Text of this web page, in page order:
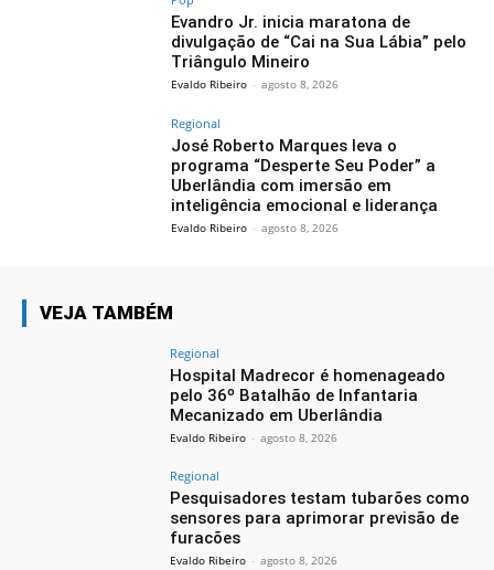
Evandro Jr. inicia maratona de
divulgação de “Cai na Sua Lábia” pelo
Triângulo Mineiro
Evaldo Ribeiro - agosto 8, 2026
Regional
José Roberto Marques leva o
programa “Desperte Seu Poder” a
Uberlândia com imersão em
inteligência emocional e liderança
Evaldo Ribeiro - agosto 8, 2026
VEJA TAMBÉM
Regional
Hospital Madrecor é homenageado
pelo 36º Batalhão de Infantaria
Mecanizado em Uberlândia
Evaldo Ribeiro - agosto 8, 2026
Regional
Pesquisadores testam tubarões como
sensores para aprimorar previsão de
furacões
Evaldo Ribeiro - agosto 8, 2026